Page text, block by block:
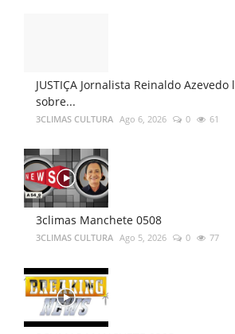
JUSTIÇA Jornalista Reinaldo
sobre...
3CLIMAS CULTURA Ago 6, 2026 0 61
3climas Manchete 0508
3CLIMAS CULTURA Ago 5, 2026 0 77